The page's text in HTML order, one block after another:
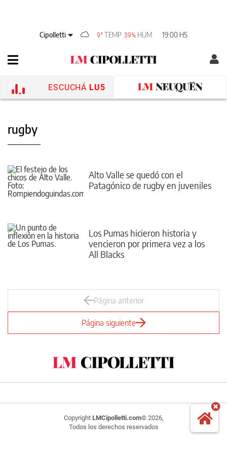
Cipolletti 9° TEMP 39% HUM 19:00 HS
ESCUCHÁ LU5
rugby
Alto Valle se quedó con el
Patagónico de rugby en juveniles
Los Pumas hicieron historia y
vencieron por primera vez a los
All Blacks
Página anterior
Página siguiente
Copyright LMCipolletti.com© 2026,
Todos los derechos reservados